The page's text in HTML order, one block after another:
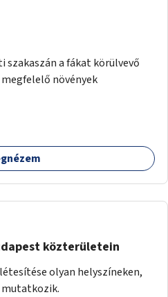
szakaszán a fákat körülvevő
növények
közterületein
olyan helyszíneken,
mutatkozik.